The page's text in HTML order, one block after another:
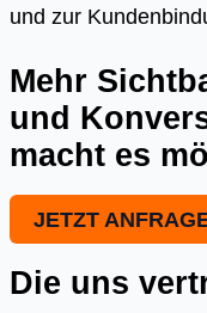
und zur
Mehr
und
macht es
JETZT
Die uns